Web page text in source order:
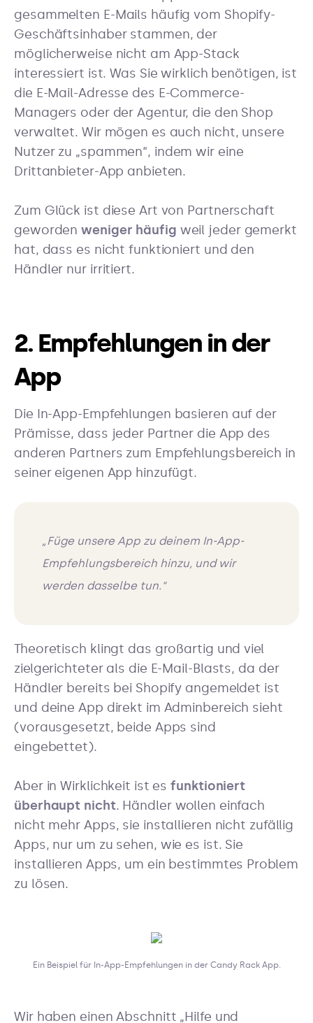
gesammelten E-Mails häufig vom Shopify-
Geschäftsinhaber stammen, der
möglicherweise nicht am App-Stack
interessiert ist. Was Sie wirklich benötigen, ist
die E-Mail-Adresse des E-Commerce-
Managers oder der Agentur, die den Shop
verwaltet. Wir mögen es auch nicht, unsere
Nutzer zu „spammen“, indem wir eine
Drittanbieter-App anbieten.
Zum Glück ist diese Art von Partnerschaft
gewordenweniger häufig weil jeder gemerkt
hat, dass es nicht funktioniert und den
Händler nur irritiert.
2. Empfehlungen in der
App
Die In-App-Empfehlungen basieren auf der
Prämisse, dass jeder Partner die App des
anderen Partners zum Empfehlungsbereich in
seiner eigenen App hinzufügt.
„Füge unsere App zu deinem In-App-
Empfehlungsbereich hinzu, und wir
werden dasselbe tun.“
Theoretisch klingt das großartig und viel
zielgerichteter als die E-Mail-Blasts, da der
Händler bereits bei Shopify angemeldet ist
und deine App direkt im Adminbereich sieht
(vorausgesetzt, beide Apps sind
eingebettet).
Aber in Wirklichkeit ist esfunktioniert
überhaupt nicht. Händler wollen einfach
nicht mehr Apps, sie installieren nicht zufällig
Apps, nur um zu sehen, wie es ist. Sie
installieren Apps, um ein bestimmtes Problem
zu lösen.
Ein Beispiel für In-App-Empfehlungen in der Candy Rack App.
Wir haben einen Abschnitt „Hilfe und